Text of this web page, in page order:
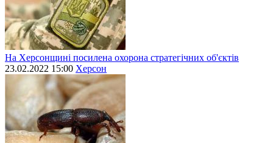
На Херсонщині посилена охорона стратегічних об'єктів
23.02.2022 15:00 Херсон